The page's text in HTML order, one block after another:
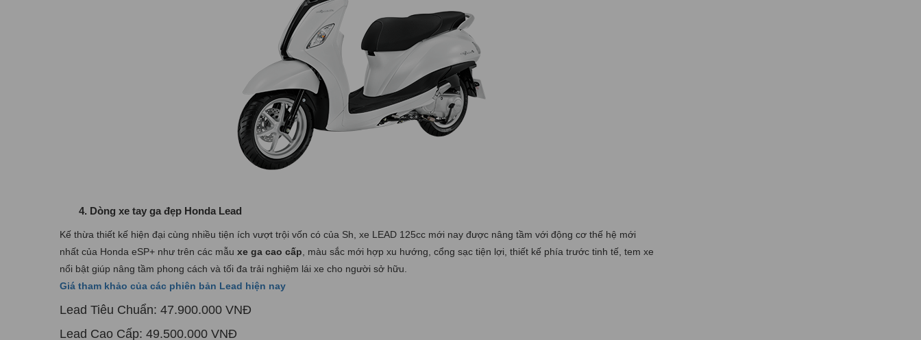
4. Dòng xe tay ga đẹp Honda Lead
Kế thừa thiết kế hiện đại cùng nhiều tiện ích vượt trội vốn có của Sh, xe LEAD 125cc mới nay được nâng tầm với động cơ thế hệ mới
nhất của Honda eSP+ như trên các mẫu xe ga cao cấp , màu sắc mới hợp xu hướng, cổng sạc tiện lợi, thiết kế phía trước tinh tế, tem xe
nổi bật giúp nâng tầm phong cách và tối đa trải nghiệm lái xe cho người sở hữu.
Giá tham khảo của các phiên bản Lead hiện nay
Lead Tiêu Chuẩn: 47.900.000 VNĐ
Lead Cao Cấp: 49.500.000 VNĐ